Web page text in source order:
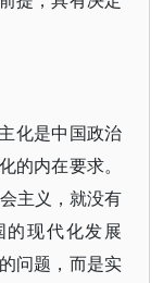
化是中国政治
的内在要求。
主义，就没有
的现代化发展
问题，而是实